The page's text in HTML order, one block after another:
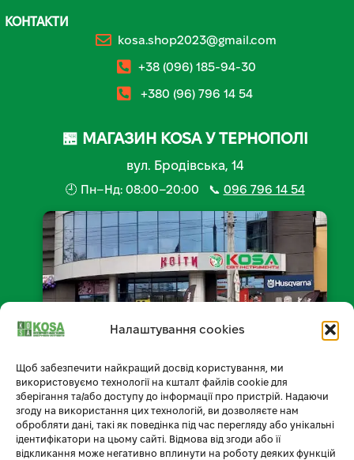
Налаштування cookies
Щоб забезпечити найкращий досвід користування, ми
використовуємо технології на кшталт файлів cookie для
зберігання та/або доступу до інформації про пристрій. Надаючи
згоду на використання цих технологій, ви дозволяєте нам
обробляти дані, такі як поведінка під час перегляду або унікальні
ідентифікатори на цьому сайті. Відмова від згоди або її
відкликання може негативно вплинути на роботу деяких функцій
КОНТАКТИ
kosa.shop2023@gmail.com
+38 (096) 185-94-30
+380 (96) 796 14 54
🏪 МАГАЗИН KOSA У ТЕРНОПОЛІ
вул. Бродівська, 14
🕘 Пн–Нд: 08:00–20:00 📞 096 796 14 54
📍 Відкрити на мапі
Умови доставки